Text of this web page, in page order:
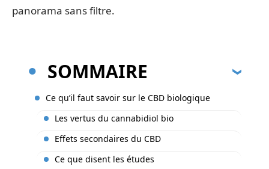
panorama sans filtre.
SOMMAIRE
Ce qu’il faut savoir sur le CBD biologique
Les vertus du cannabidiol bio
Effets secondaires du CBD
Ce que disent les études